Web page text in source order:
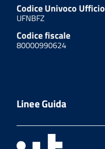
Codice Univoco Ufficio
UFNBFZ
Codice fiscale
80000990624
Linee Guida